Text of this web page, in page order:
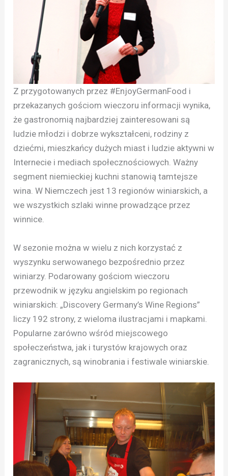
Z przygotowanych przez #EnjoyGermanFood i
przekazanych gościom wieczoru informacji wynika,
że gastronomią najbardziej zainteresowani są
ludzie młodzi i dobrze wykształceni, rodziny z
dziećmi, mieszkańcy dużych miast i ludzie aktywni w
Internecie i mediach społecznościowych. Ważny
segment niemieckiej kuchni stanowią tamtejsze
wina. W Niemczech jest 13 regionów winiarskich, a
we wszystkich szlaki winne prowadzące przez
winnice.
W sezonie można w wielu z nich korzystać z
wyszynku serwowanego bezpośrednio przez
winiarzy. Podarowany gościom wieczoru
przewodnik w języku angielskim po regionach
winiarskich: „Discovery Germany’s Wine Regions”
liczy 192 strony, z wieloma ilustracjami i mapkami.
Popularne zarówno wśród miejscowego
społeczeństwa, jak i turystów krajowych oraz
zagranicznych, są winobrania i festiwale winiarskie.